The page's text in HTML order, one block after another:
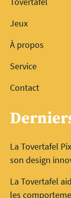
Jeux
À propos
Service
Contact
La Tovertafel
son design
La Tovertafel
les